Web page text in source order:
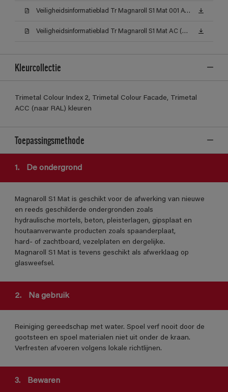
Veiligheidsinformatieblad Tr Magnaroll S1 Mat 001 AW (MSDS)
Veiligheidsinformatieblad Tr Magnaroll S1 Mat AC (MSDS)
Kleurcollectie
Trimetal Colour Index 2, Trimetal Colour Facade, Trimetal
ACC (naar RAL) kleuren
Toepassingsmethode
1. De ondergrond
Magnaroll S1 Mat is geschikt voor de afwerking van nieuwe
en reeds geschilderde ondergronden zoals
hydraulische mortels, beton, pleisterlagen, gipsplaat en
houtaanverwante producten zoals spaanderplaat,
hard- of zachtboard, vezelplaten en dergelijke.
Magnaroll S1 Mat is tevens geschikt als afwerklaag op
glasweefsel.
2. Na gebruik
Reiniging gereedschap met water. Spoel verf nooit door de
gootsteen en spoel materialen niet uit onder de kraan.
Verfresten afvoeren volgens lokale richtlijnen.
3. Bewaren